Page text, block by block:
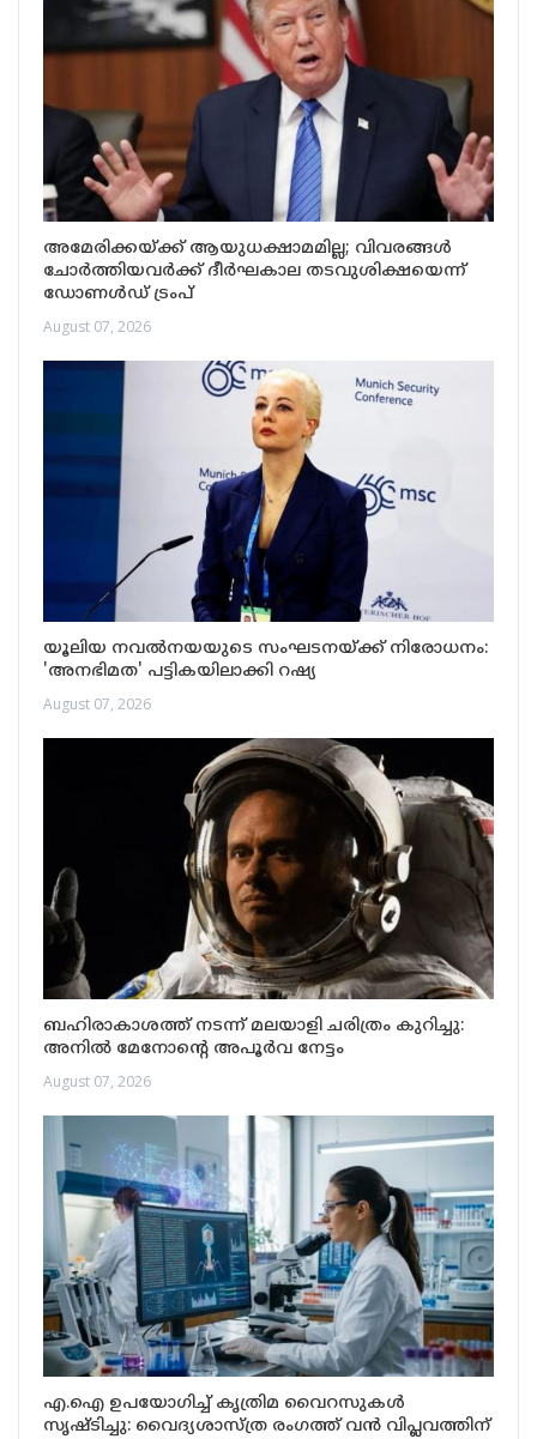
അമേരിക്കയ്ക്ക് ആയുധക്ഷാമമില്ല; വിവരങ്ങൾ
ചോർത്തിയവർക്ക് ദീർഘകാല തടവുശിക്ഷയെന്ന്
ഡോണൾഡ് ട്രംപ്
August 07, 2026
യൂലിയ നവൽനയയുടെ സംഘടനയ്ക്ക് നിരോധനം:
'അനഭിമത' പട്ടികയിലാക്കി റഷ്യ
August 07, 2026
ബഹിരാകാശത്ത് നടന്ന് മലയാളി ചരിത്രം കുറിച്ചു:
അനിൽ മേനോന്റെ അപൂർവ നേട്ടം
August 07, 2026
എ.ഐ ഉപയോഗിച്ച് കൃത്രിമ വൈറസുകൾ
സൃഷ്ടിച്ചു: വൈദ്യശാസ്ത്ര രംഗത്ത് വൻ വിപ്ലവത്തിന്